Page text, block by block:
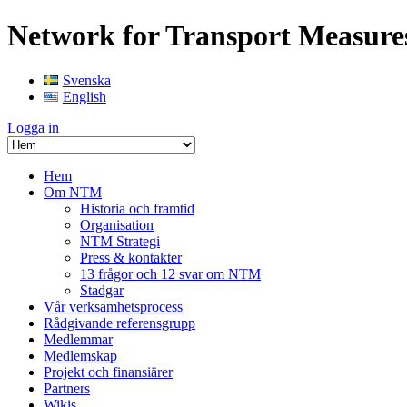
Network for Transport
Svenska
English
Logga in
Hem
Om NTM
Historia och framtid
Organisation
NTM Strategi
Press & kontakter
13 frågor och 12 svar om NTM
Stadgar
Vår verksamhetsprocess
Rådgivande referensgrupp
Medlemmar
Medlemskap
Projekt och finansiärer
Partners